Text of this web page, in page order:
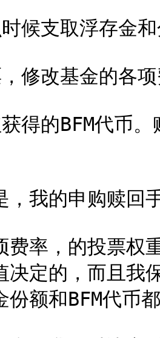
候支取浮存金
修改基金的各
得的BFM代币
，我的申购赎回
费率，的投票权
决定的，而且我
份额和BFM代币